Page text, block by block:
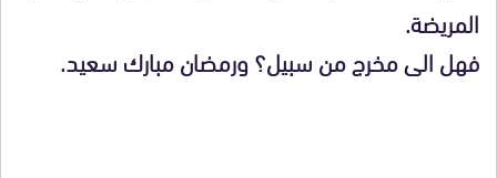
المريضة.
فهل الى مخرج من سبيل؟ ورمضان مبارك سعيد.